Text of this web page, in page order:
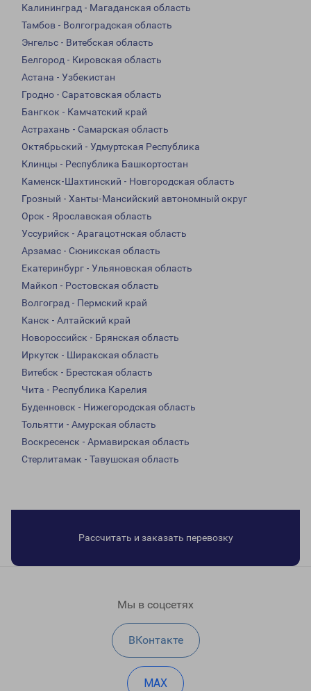
Калининград - Магаданская область
Тамбов - Волгоградская область
Энгельс - Витебская область
Белгород - Кировская область
Астана - Узбекистан
Гродно - Саратовская область
Бангкок - Камчатский край
Астрахань - Самарская область
Октябрьский - Удмуртская Республика
Клинцы - Республика Башкортостан
Каменск-Шахтинский - Новгородская область
Грозный - Ханты-Мансийский автономный округ
Орск - Ярославская область
Уссурийск - Арагацотнская область
Арзамас - Сюникская область
Екатеринбург - Ульяновская область
Майкоп - Ростовская область
Волгоград - Пермский край
Канск - Алтайский край
Новороссийск - Брянская область
Иркутск - Ширакская область
Витебск - Брестская область
Чита - Республика Карелия
Буденновск - Нижегородская область
Тольятти - Амурская область
Воскресенск - Армавирская область
Стерлитамак - Тавушская область
Рассчитать и заказать перевозку
Мы в соцсетях
ВКонтакте
MAX